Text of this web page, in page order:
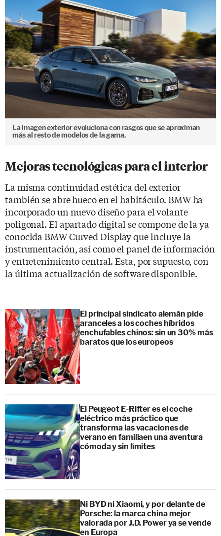
La imagen exterior evoluciona con rasgos que se aproximan
más al resto de modelos de la gama.
Mejoras tecnológicas para el interior
La misma continuidad estética del exterior
también se abre hueco en el habitáculo. BMW ha
incorporado un nuevo diseño para el volante
poligonal. El apartado digital se compone de la ya
conocida BMW Curved Display que incluye la
instrumentación, así como el panel de información
y entretenimiento central. Esta, por supuesto, con
la última actualización de software disponible.
El principal sindicato alemán pide
aranceles a los coches híbridos
enchufables chinos: sin un 30% más
baratos que los europeos
El Peugeot E-Rifter es el coche
eléctrico más práctico que
transforma las vacaciones de
verano en familiaen una aventura
cómoda y sin límites
Ni BYD ni Xiaomi, y por delante de
Porsche: la marca china mejor
valorada por J.D. Power ya se vende
en Europa